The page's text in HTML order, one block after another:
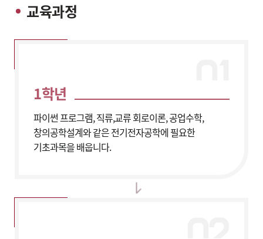
교육과정
1학년
파이썬 프로그램, 직류,교류 회로이론, 공업수학,
창의공학설계와 같은 전기전자공학에 필요한
기초과목을 배웁니다.